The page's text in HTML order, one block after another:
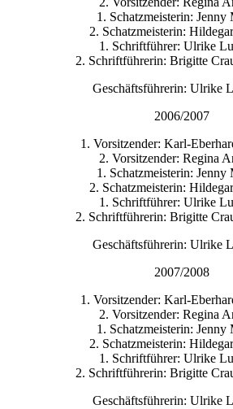
1. Schatzmeisterin: Jenny
2. Schatzmeisterin:
1. Schriftführer: Ulrike
2. Schriftführerin: Brigitte
Geschäftsführerin: Ulrike
2006/2007
1. Vorsitzender: Karl-
2. Vorsitzender: Regina
1. Schatzmeisterin: Jenny
2. Schatzmeisterin:
1. Schriftführer: Ulrike
2. Schriftführerin: Brigitte
Geschäftsführerin: Ulrike
2007/2008
1. Vorsitzender: Karl-
2. Vorsitzender: Regina
1. Schatzmeisterin: Jenny
2. Schatzmeisterin:
1. Schriftführer: Ulrike
2. Schriftführerin: Brigitte
Geschäftsführerin: Ulrike